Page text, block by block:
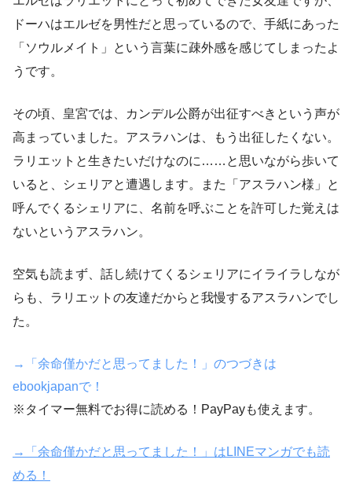
ドーハはエルゼを男性だと思っているので、手紙にあった
「ソウルメイト」という言葉に疎外感を感じてしまったよ
うです。
その頃、皇宮では、カンデル公爵が出征すべきという声が
高まっていました。アスラハンは、もう出征したくない。
ラリエットと生きたいだけなのに……と思いながら歩いて
いると、シェリアと遭遇します。また「アスラハン様」と
呼んでくるシェリアに、名前を呼ぶことを許可した覚えは
ないというアスラハン。
空気も読まず、話し続けてくるシェリアにイライラしなが
らも、ラリエットの友達だからと我慢するアスラハンでし
た。
→「余命僅かだと思ってました！」のつづきは
ebookjapanで！
※タイマー無料でお得に読める！PayPayも使えます。
→「余命僅かだと思ってました！」はLINEマンガでも読
める！